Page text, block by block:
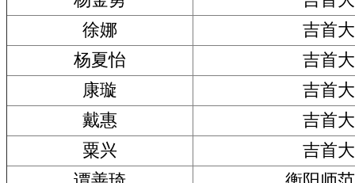
徐娜
吉首
杨夏怡
吉首
康璇
吉首
戴惠
吉首
粟兴
吉首